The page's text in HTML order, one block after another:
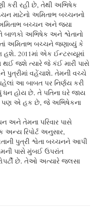
કરી રહી છે, તેથી અભિષેક
માટેનો અમિતાભ બચ્ચનનો
બચ્ચન અને જયા
અભિષેક અને શ્વેતાનો
અમિતાભ બચ્ચને જણાવ્યું કે
હશે. 2011માં એક ઈન્ટરવ્યૂમાં
જશે ત્યારે જે કંઈ મારી પાસે
વહેંચાશે. તેમની વચ્ચે
આ બાબત પર નિર્ણય કરી
ધન હોય છે. તે પતિના ઘરે જાય
પણ એ હક છે, જે અભિષેકના
અને તેમના પરિવાર પાસે
અન્ય રિપોર્ટ અનુસાર,
પુત્રી શ્વેતા બચ્ચનને આપી
પાસે મુંબઈ ઉપરાંત
છે. તેઓ અત્યારે જલસા